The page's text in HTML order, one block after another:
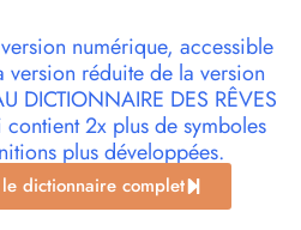
numérique, accessible
version réduite de la version
DICTIONNAIRE DES RÊVES
2x plus de symboles
plus développées.
dictionnaire complet